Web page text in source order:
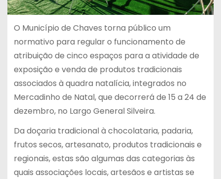
O Município de Chaves torna público um
normativo para regular o funcionamento de
atribuição de cinco espaços para a atividade de
exposição e venda de produtos tradicionais
associados à quadra natalícia, integrados no
Mercadinho de Natal, que decorrerá de 15 a 24 de
dezembro, no Largo General Silveira.
Da doçaria tradicional à chocolataria, padaria,
frutos secos, artesanato, produtos tradicionais e
regionais, estas são algumas das categorias às
quais associações locais, artesãos e artistas se